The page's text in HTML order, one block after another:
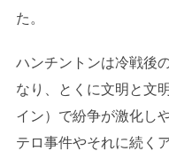
た。
ハンチントンは冷戦後
なり、とくに文明と文
イン）で紛争が激化し
テロ事件やそれに続く